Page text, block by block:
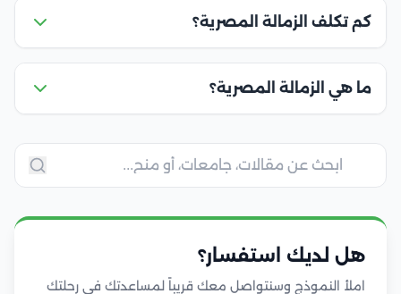
كم تكلف الزمالة المصرية؟
ما هي الزمالة المصرية؟
هل لديك استفسار؟
املأ النموذج وسنتواصل معك قريباً لمساعدتك في رحلتك